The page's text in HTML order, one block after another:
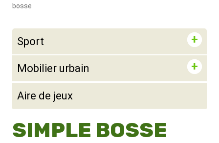
bosse
Sport
Mobilier urbain
Aire de jeux
SIMPLE BOSSE